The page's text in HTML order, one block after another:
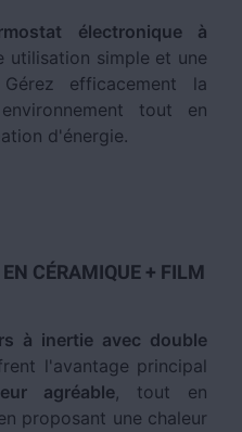
électronique à
utilisation simple et une
efficacement la
tout en
d'énergie.
CÉRAMIQUE + FILM
à inertie avec double
l'avantage principal
agréable, tout en
proposant une chaleur